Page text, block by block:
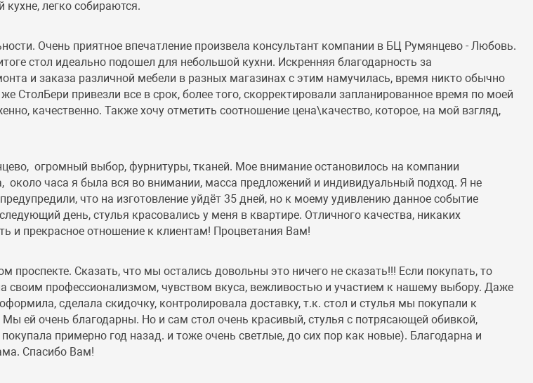
легко собираются.
Очень приятное впечатление произвела консультант компании в БЦ Румянцево - Любовь.
стол идеально подошел для небольшой кухни. Искренняя благодарность за
и заказа различной мебели в разных магазинах с этим намучилась, время никто обычно
СтолБери привезли все в срок, более того, скорректировали запланированное время по моей
качественно. Также хочу отметить соотношение цена\качество, которое, на мой взгляд,
огромный выбор, фурнитуры, тканей. Мое внимание остановилось на компании
часа я была вся во внимании, масса предложений и индивидуальный подход. Я не
что на изготовление уйдёт 35 дней, но к моему удивлению данное событие
день, стулья красовались у меня в квартире. Отличного качества, никаких
и прекрасное отношение к клиентам! Процветания Вам!
Сказать, что мы остались довольны это ничего не сказать!!! Если покупать, то
профессионализмом, чувством вкуса, вежливостью и участием к нашему выбору. Даже
сделала скидочку, контролировала доставку, т.к. стол и стулья мы покупали к
ей очень благодарны. Но и сам стол очень красивый, стулья с потрясающей обивкой,
примерно год назад. и тоже очень светлые, до сих пор как новые). Благодарна и
Спасибо Вам!